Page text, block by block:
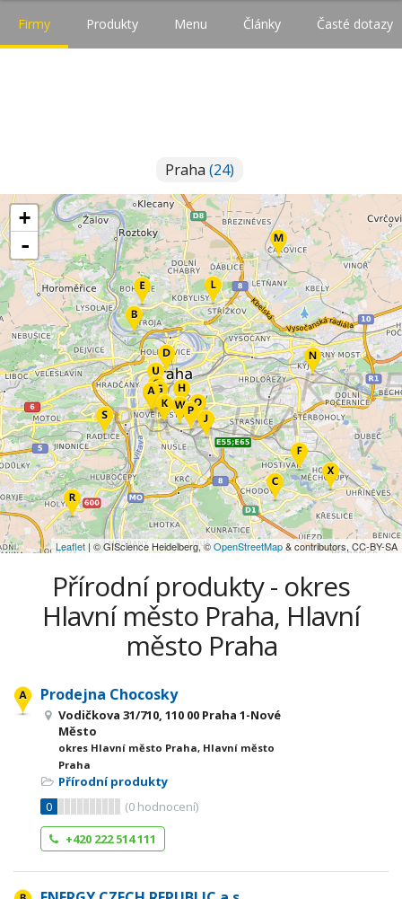
Firmy Produkty Menu Články Časté dotazy
Praha (24)
+
-
Leaflet | © GIScience Heidelberg, ©OpenStreetMap& contributors, CC-BY-SA
Přírodní produkty - okres
Hlavní město Praha, Hlavní
město Praha
Prodejna Chocosky
Vodičkova 31/710, 110 00 Praha 1-Nové
Město
okres Hlavní město Praha, Hlavní město
Praha
Přírodní produkty
0
(0 hodnocení)
+420 222 514 111